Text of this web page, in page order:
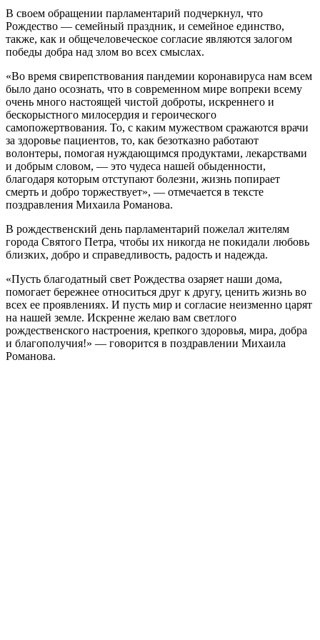
В своем обращении парламентарий подчеркнул, что
Рождество — семейный праздник, и семейное единство,
также, как и общечеловеческое согласие являются залогом
победы добра над злом во всех смыслах.
«Во время свирепствования пандемии коронавируса нам всем
было дано осознать, что в современном мире вопреки всему
очень много настоящей чистой доброты, искреннего и
бескорыстного милосердия и героического
самопожертвования. То, с каким мужеством сражаются врачи
за здоровье пациентов, то, как безотказно работают
волонтеры, помогая нуждающимся продуктами, лекарствами
и добрым словом, — это чудеса нашей обыденности,
благодаря которым отступают болезни, жизнь попирает
смерть и добро торжествует», — отмечается в тексте
поздравления Михаила Романова.
В рождественский день парламентарий пожелал жителям
города Святого Петра, чтобы их никогда не покидали любовь
близких, добро и справедливость, радость и надежда.
«Пусть благодатный свет Рождества озаряет наши дома,
помогает бережнее относиться друг к другу, ценить жизнь во
всех ее проявлениях. И пусть мир и согласие неизменно царят
на нашей земле. Искренне желаю вам светлого
рождественского настроения, крепкого здоровья, мира, добра
и благополучия!» — говорится в поздравлении Михаила
Романова.